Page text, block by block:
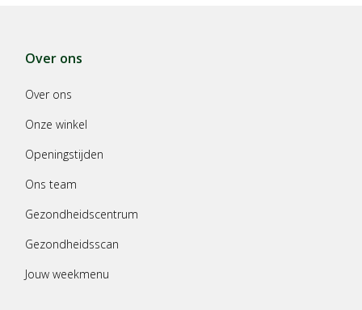
Over ons
Over ons
Onze winkel
Openingstijden
Ons team
Gezondheidscentrum
Gezondheidsscan
Jouw weekmenu